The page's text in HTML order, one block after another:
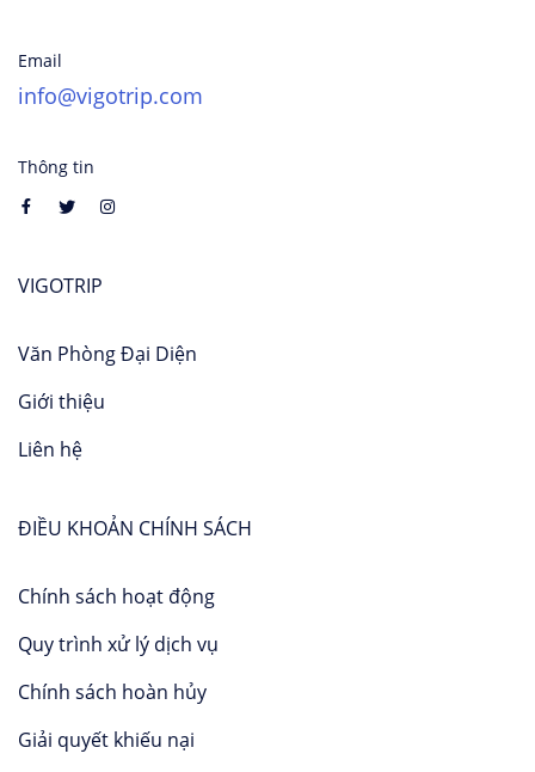
Email
info@vigotrip.com
Thông tin
VIGOTRIP
Văn Phòng Đại Diện
Giới thiệu
Liên hệ
ĐIỀU KHOẢN CHÍNH SÁCH
Chính sách hoạt động
Quy trình xử lý dịch vụ
Chính sách hoàn hủy
Giải quyết khiếu nại